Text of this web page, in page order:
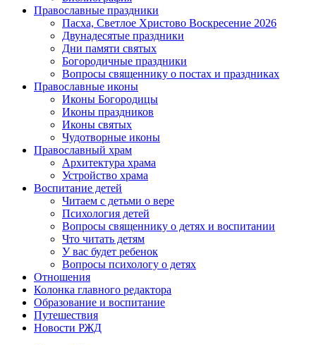
Православные праздники
Пасха, Светлое Христово Воскресение 2026
Двунадесятые праздники
Дни памяти святых
Богородичные праздники
Вопросы священнику о постах и праздниках
Православные иконы
Иконы Богородицы
Иконы праздников
Иконы святых
Чудотворные иконы
Православный храм
Архитектура храма
Устройство храма
Воспитание детей
Читаем с детьми о вере
Психология детей
Вопросы священнику о детях и воспитании
Что читать детям
У вас будет ребенок
Вопросы психологу о детях
Отношения
Колонка главного редактора
Образование и воспитание
Путешествия
Новости РЖД